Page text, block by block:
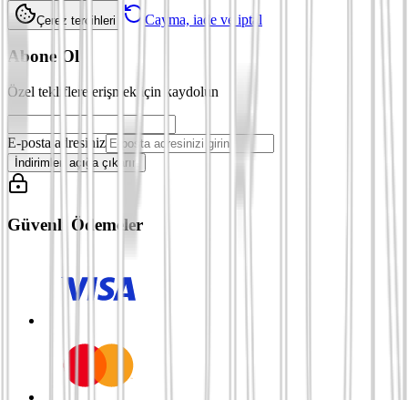
Çerez tercihleri Cayma, iade ve iptal
Abone Ol
Özel tekliflere erişmek için kaydolun
E-posta adresiniz
İndirimleri açığa çıkarın
Güvenli Ödemeler